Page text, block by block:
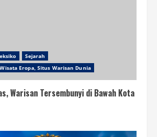
Sejarah
Eropa, Situs Warisan Dunia
Warisan Tersembunyi di Bawah Kota